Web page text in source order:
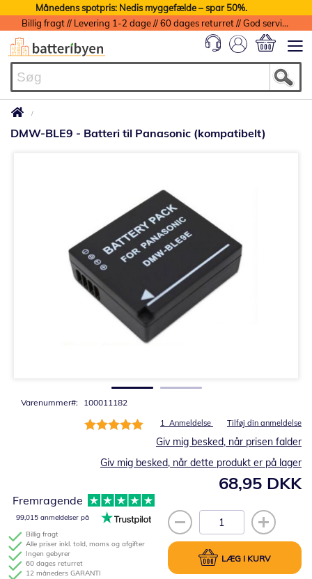
Månedens spotpris: Nedis myggefælde – spar 50%.
Billig fragt // Levering 1-2 dage // 60 dages returret // God service med garanti
DMW-BLE9 - Batteri til Panasonic (kompatibelt)
Varenummer 100011182
Bedømmelse:
1 Anmeldelse Tilføj din anmeldelse
68,95 DKK
Giv mig besked, når prisen falder
Giv mig besked, når dette produkt er på lager
LÆG I KURV
Billig fragt
Alle priser inkl. told, moms og afgifter
Ingen gebyrer
60 dages returret
12 måneders GARANTI
Fremragende
99,015 anmeldelser på